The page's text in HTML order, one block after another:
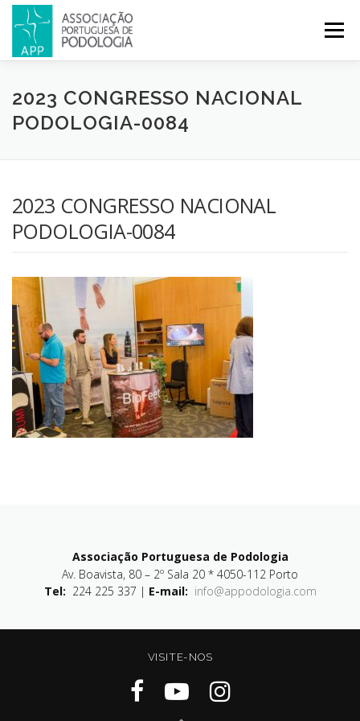
Menu
APP PODOLOGIA LICENCIATURA EM PODOLOGIA
CONGRESSOS REVISTA CONTACTOS
2023 CONGRESSO NACIONAL
PODOLOGIA-0084
2023 CONGRESSO NACIONAL
PODOLOGIA-0084
Associação Portuguesa de Podologia
Av. Boavista, 80 – 2º Sala 20 * 4050-112 Porto
Tel: 224 225 337 | E-mail: info@appodologia.com
VISITE-NOS